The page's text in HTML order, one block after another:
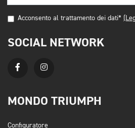
Acconsento al trattamento dei dati*
SOCIAL NETWORK
MONDO TRIUMPH
Configuratore